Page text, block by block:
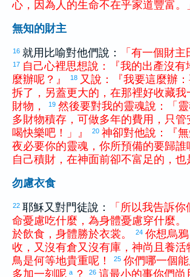
心 ， 因為 人 的生命不在乎家道豐富 。
無知的財主
16 就用比喻對他們說： 「 有一個財主
17 自己心裡思想說 ： 『我的出產沒有
麼辦呢 ？ 』 18 又 說 ： 『我要這麼辦 ：
拆了 ， 另蓋更大的 ， 在那裡好收藏我
財物 ， 19 然後要對我的靈魂說 ： 「
多財物積存 ， 可做多年的費用 ， 只管
喝快樂吧 ！ 」 』 20 神卻對他說 ： 『
夜必要你的靈魂 ， 你所預備的要歸誰
自己積財 ， 在神面前卻不富足 的 ， 也
勿慮衣食
22 耶穌又對門徒說： 「 所以我告訴你
命憂慮吃什麼 ， 為身體憂慮穿什麼。
於飲食 ， 身體勝於衣裳。 24 你想烏鴉
收 ， 又 沒有倉又 沒有庫 ， 神尚且 養活
鳥是何等地貴重呢 ！ 25 你們哪一個能
多加一刻 呢 a ？ 26 這最小的事你們尚